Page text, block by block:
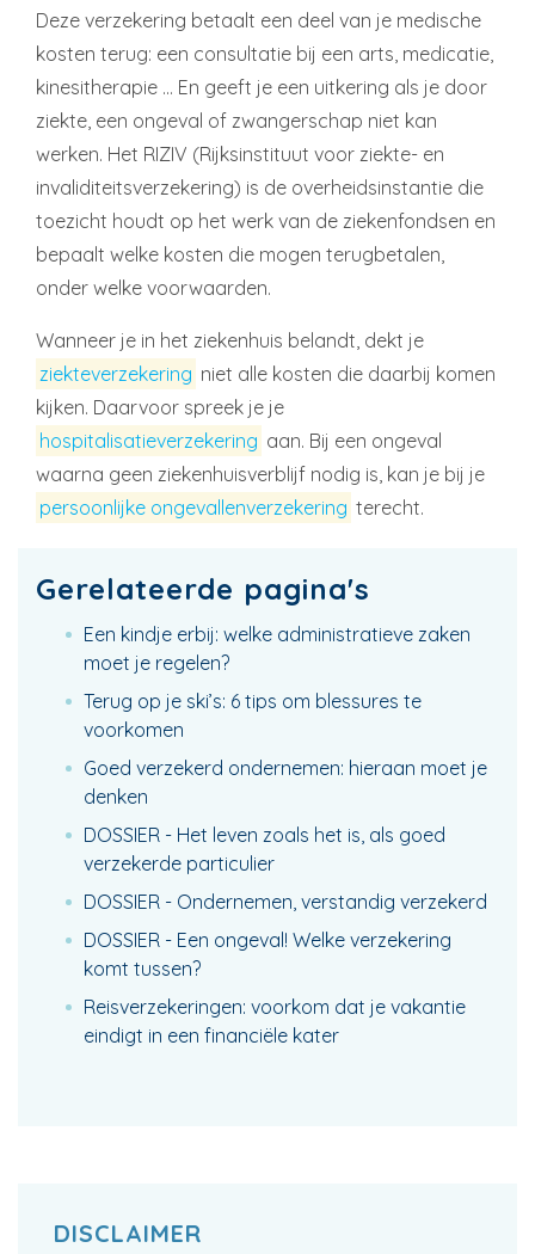
Deze verzekering betaalt een deel van je medische
kosten terug: een consultatie bij een arts, medicatie,
kinesitherapie … En geeft je een uitkering als je door
ziekte, een ongeval of zwangerschap niet kan
werken. Het RIZIV (Rijksinstituut voor ziekte- en
invaliditeitsverzekering) is de overheidsinstantie die
toezicht houdt op het werk van de ziekenfondsen en
bepaalt welke kosten die mogen terugbetalen,
onder welke voorwaarden.
Wanneer je in het ziekenhuis belandt, dekt je
ziekteverzekering niet alle kosten die daarbij komen
kijken. Daarvoor spreek je je
hospitalisatieverzekering aan. Bij een ongeval
waarna geen ziekenhuisverblijf nodig is, kan je bij je
persoonlijke ongevallenverzekering terecht.
Gerelateerde pagina's
Een kindje erbij: welke administratieve zaken
moet je regelen?
Terug op je ski’s: 6 tips om blessures te
voorkomen
Goed verzekerd ondernemen: hieraan moet je
denken
DOSSIER - Het leven zoals het is, als goed
verzekerde particulier
DOSSIER - Ondernemen, verstandig verzekerd
DOSSIER - Een ongeval! Welke verzekering
komt tussen?
Reisverzekeringen: voorkom dat je vakantie
eindigt in een financiële kater
DISCLAIMER